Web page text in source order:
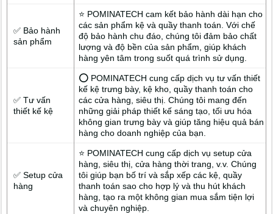
✅ Bảo hành
sản phẩm
⭐ POMINATECH cam kết bảo hành dài hạn cho
các sản phẩm kệ và quầy thanh toán. Với chế
độ bảo hành chu đáo, chúng tôi đảm bảo chất
lượng và độ bền của sản phẩm, giúp khách
hàng yên tâm trong suốt quá trình sử dụng.
✅ Tư vấn
thiết kế kệ
⭕ POMINATECH cung cấp dịch vụ tư vấn thiết
kế kệ trưng bày, kệ kho, quầy thanh toán cho
các cửa hàng, siêu thị. Chúng tôi mang đến
những giải pháp thiết kế sáng tạo, tối ưu hóa
không gian trưng bày và giúp tăng hiệu quả bán
hàng cho doanh nghiệp của bạn.
✅ Setup cửa
hàng
⭐ POMINATECH cung cấp dịch vụ setup cửa
hàng, siêu thị, cửa hàng thời trang, v.v. Chúng
tôi giúp bạn bố trí và sắp xếp các kệ, quầy
thanh toán sao cho hợp lý và thu hút khách
hàng, tạo ra một không gian mua sắm tiện lợi
và chuyên nghiệp.